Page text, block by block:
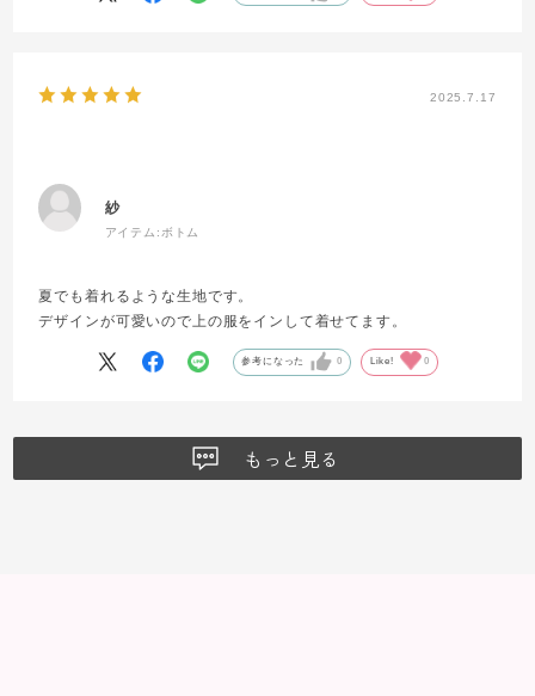
2025.7.17
紗
アイテム: ボトム
夏でも着れるような生地です。
デザインが可愛いので上の服をインして着せてます。
参考になった 0 Like! 0
もっと見る